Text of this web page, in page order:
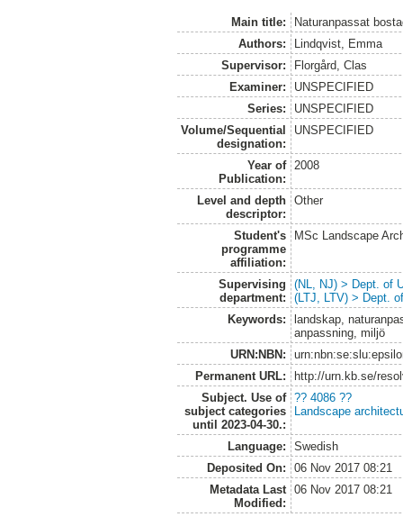
Main title:
Naturanpassat
Authors:
Lindqvist, Emma
Supervisor:
Florgård, Clas
Examiner:
UNSPECIFIED
Series:
UNSPECIFIED
Volume/Sequential
designation:
UNSPECIFIED
Year of
Publication:
2008
Level and depth
descriptor:
Other
Student's
programme
affiliation:
MSc Landscape
Supervising
department:
(NL, NJ) > Dept. of
(LTJ, LTV) > Dept.
Keywords:
landskap,
anpassning, miljö
URN:NBN:
Permanent URL:
http://urn.kb.se/
Subject. Use of
subject categories
until 2023-04-30.:
?? 4086 ??
Landscape
Language:
Swedish
Deposited On:
06 Nov 2017 08:21
Metadata Last
Modified:
06 Nov 2017 08:21